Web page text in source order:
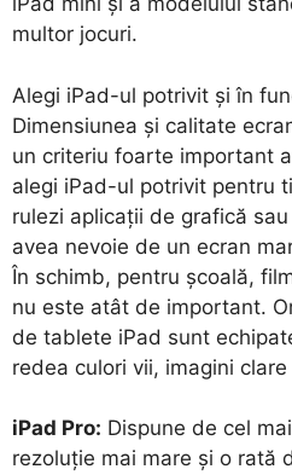
multor jocuri.
Alegi iPad-ul potrivit și în
Dimensiunea și calitate
un criteriu foarte important
alegi iPad-ul potrivit pentru
rulezi aplicații de grafică
avea nevoie de un ecran
În schimb, pentru școală,
nu este atât de important.
de tablete iPad sunt
redea culori vii, imagini
iPad Pro: Dispune de cel
rezoluție mai mare și o rată